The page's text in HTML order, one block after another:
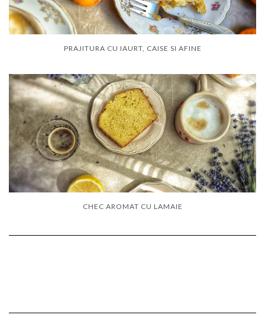
PRAJITURA CU IAURT, CAISE SI AFINE
CHEC AROMAT CU LAMAIE